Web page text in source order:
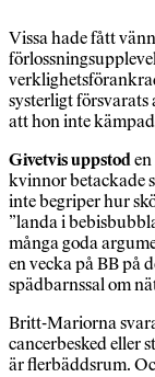
Vissa hade fått
systerligt
att hon inte
Givetvis uppstod
kvinnor betackade
inte begriper hur
”landa i
många goda
en vecka på BB på
spädbarnssal om
Britt-Mariorna
cancerbesked eller
är flerbäddsrum.